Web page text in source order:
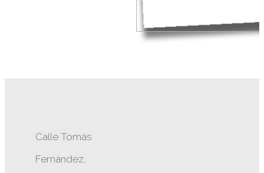
Calle Tomás
Fernández,